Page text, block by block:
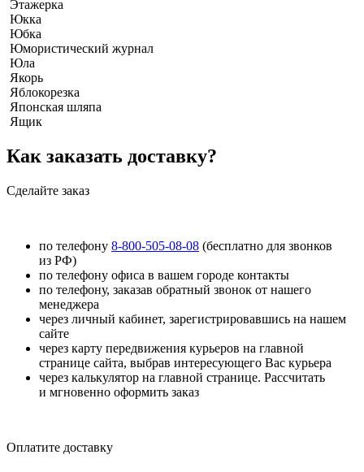
Этажерка
Юкка
Юбка
Юмористический журнал
Юла
Якорь
Яблокорезка
Японская шляпа
Ящик
Как заказать доставку?
Сделайте заказ
по телефону 8-800-505-08-08 (бесплатно для звонков
из РФ)
по телефону офиса в вашем городе контакты
по телефону, заказав обратный звонок от нашего
менеджера
через личный кабинет, зарегистрировавшись на нашем
сайте
через карту передвижения курьеров на главной
странице сайта, выбрав интересующего Вас курьера
через калькулятор на главной странице. Рассчитать
и мгновенно оформить заказ
Оплатите доставку